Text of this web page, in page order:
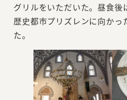
グリルをいただいた。昼食後
歴史都市プリズレンに向かっ
た。